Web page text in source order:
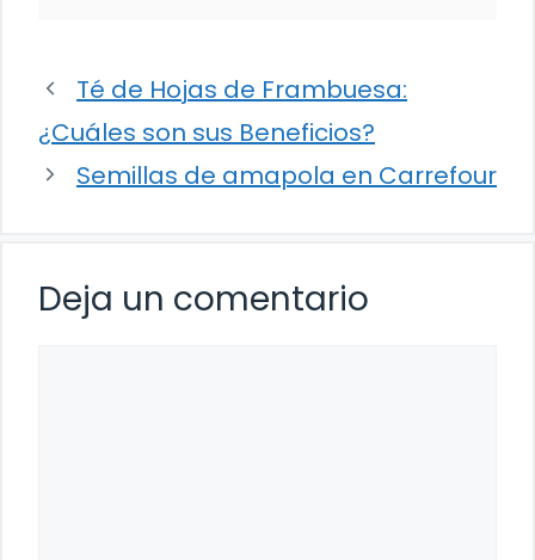
Té de Hojas de Frambuesa:
¿Cuáles son sus Beneficios?
Semillas de amapola en Carrefour
Deja un comentario